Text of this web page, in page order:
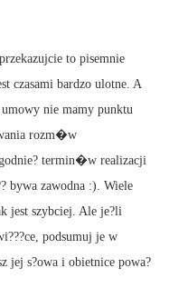
to pisemnie
czasami bardzo ulotne. A
nie mamy punktu
rozm�w
termin�w realizacji
bywa zawodna :). Wiele
jest szybciej. Ale je?li
podsumuj je w
jej s?owa i obietnice powa?